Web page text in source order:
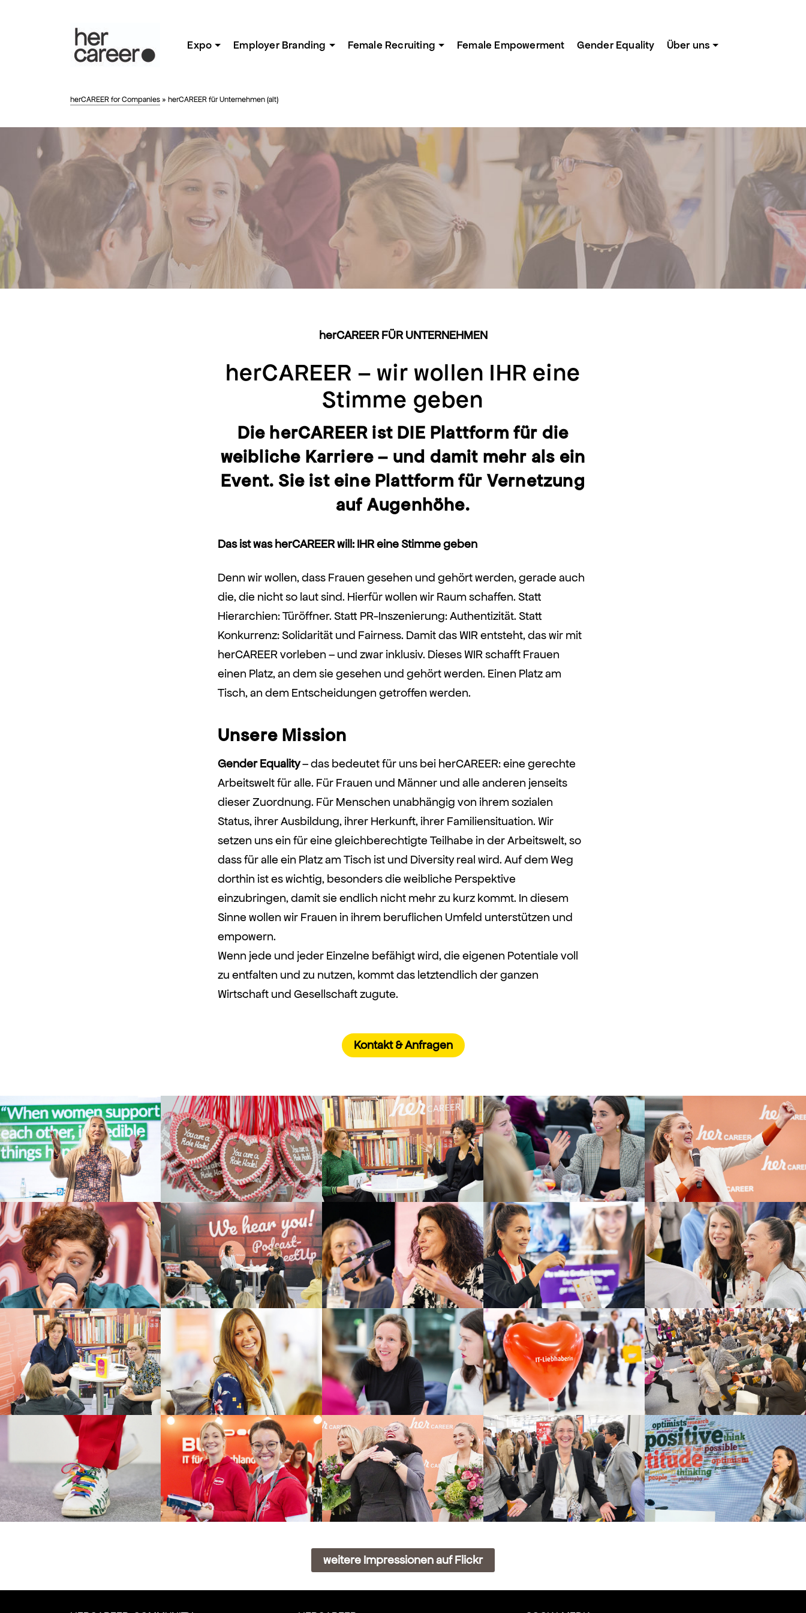
Expo Employer Branding Female Recruiting Female Empowerment Gender Equality Über uns
herCAREER for Companies » herCAREER für Unternehmen (alt)
herCAREER FÜR UNTERNEHMEN
herCAREER – wir wollen IHR eine
Stimme geben
Die herCAREER ist DIE Plattform für die
weibliche Karriere – und damit mehr als ein
Event. Sie ist eine Plattform für Vernetzung
auf Augenhöhe.
Das ist was herCAREER will: IHR eine Stimme geben
Denn wir wollen, dass Frauen gesehen und gehört werden, gerade auch
die, die nicht so laut sind. Hierfür wollen wir Raum schaffen. Statt
Hierarchien: Türöffner. Statt PR-Inszenierung: Authentizität. Statt
Konkurrenz: Solidarität und Fairness. Damit das WIR entsteht, das wir mit
herCAREER vorleben – und zwar inklusiv. Dieses WIR schafft Frauen
einen Platz, an dem sie gesehen und gehört werden. Einen Platz am
Tisch, an dem Entscheidungen getroffen werden.
Unsere Mission
Gender Equality– das bedeutet für uns bei herCAREER: eine gerechte
Arbeitswelt für alle. Für Frauen und Männer und alle anderen jenseits
dieser Zuordnung. Für Menschen unabhängig von ihrem sozialen
Status, ihrer Ausbildung, ihrer Herkunft, ihrer Familiensituation. Wir
setzen uns ein für eine gleichberechtigte Teilhabe in der Arbeitswelt, so
dass für alle ein Platz am Tisch ist und Diversity real wird. Auf dem Weg
dorthin ist es wichtig, besonders die weibliche Perspektive
einzubringen, damit sie endlich nicht mehr zu kurz kommt. In diesem
Sinne wollen wir Frauen in ihrem beruflichen Umfeld unterstützen und
empowern.
Wenn jede und jeder Einzelne befähigt wird, die eigenen Potentiale voll
zu entfalten und zu nutzen, kommt das letztendlich der ganzen
Wirtschaft und Gesellschaft zugute.
Kontakt & Anfragen
weitere Impressionen auf Flickr